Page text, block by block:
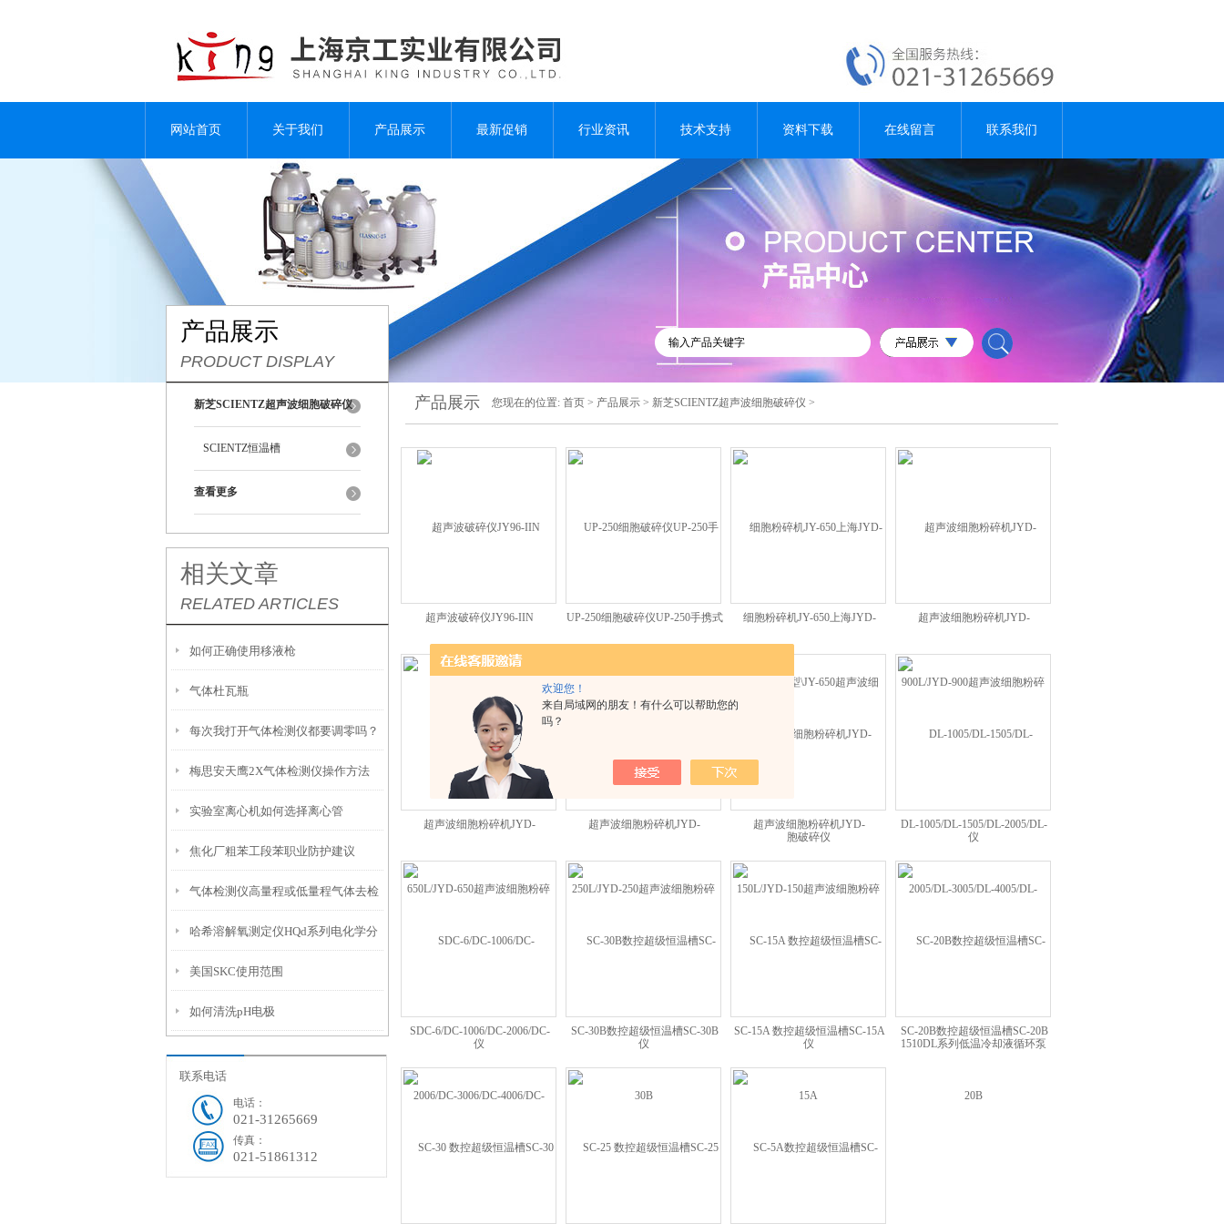
欢迎您！
来自局域网的朋友！有什么可以帮助您的
吗？
网站首页 关于我们 产品展示 最新促销 行业资讯 技术支持 资料下载 在线留言 联系我们
产品展示
PRODUCT DISPLAY
新芝SCIENTZ超声波细胞破碎仪
SCIENTZ恒温槽
查看更多
相关文章
RELATED ARTICLES
如何正确使用移液枪
气体杜瓦瓶
每次我打开气体检测仪都要调零吗？
梅思安天鹰2X气体检测仪操作方法
实验室离心机如何选择离心管
焦化厂粗苯工段苯职业防护建议
气体检测仪高量程或低量程气体去检
点 偏差会大
哈希溶解氧测定仪HQd系列电化学分
析法和实际应用有哪些
美国SKC使用范围
如何清洗pH电极
联系电话
电话：
021-31265669
传真：
021-51861312
产品展示 您现在的位置: 首页 > 产品展示 > 新芝SCIENTZ超声波细胞破碎仪 >
超声波破碎仪JY96-IIN UP-250细胞破碎仪UP-250手携式
超声波细胞粉碎机
细胞粉碎机JY-650上海JYD-
650\JY-650型\JY-650超声波细胞
超声波细胞粉碎机JYD-
超声波细胞粉碎机JYD- 超声波细胞粉碎机JYD- 超声波细胞粉碎机JYD- DL-1005/DL-1505/DL-2005/DL-
SDC-6/DC-1006/DC-2006/DC- SC-30B数控超级恒温槽SC-30B SC-15A 数控超级恒温槽SC-15A SC-20B数控超级恒温槽SC-20B